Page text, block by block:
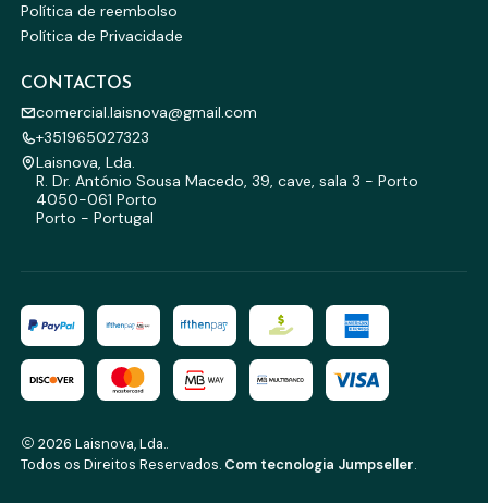
Política de reembolso
Política de Privacidade
CONTACTOS
comercial.laisnova@gmail.com
+351965027323
Laisnova, Lda.
R. Dr. António Sousa Macedo, 39, cave, sala 3 - Porto
4050-061 Porto
Porto - Portugal
2026 Laisnova, Lda..
Todos os Direitos Reservados. Com tecnologia Jumpseller.